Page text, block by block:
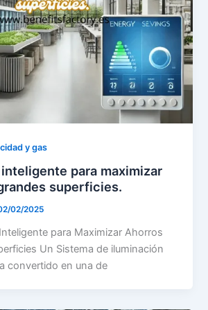
y gas
para maximizar
superficies.
02/2025
para Maximizar Ahorros
Un Sistema de iluminación
convertido en una de